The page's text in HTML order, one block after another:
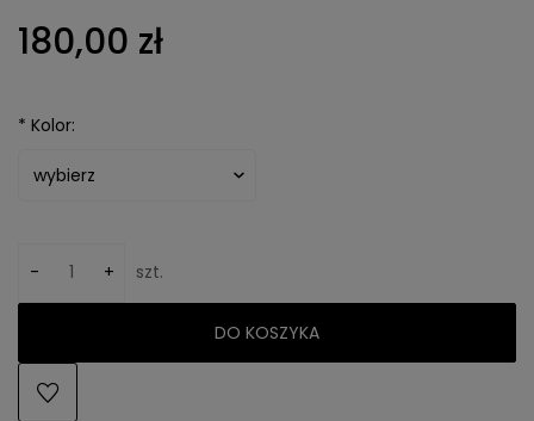
180,00 zł
* Kolor:
- + szt.
DO KOSZYKA